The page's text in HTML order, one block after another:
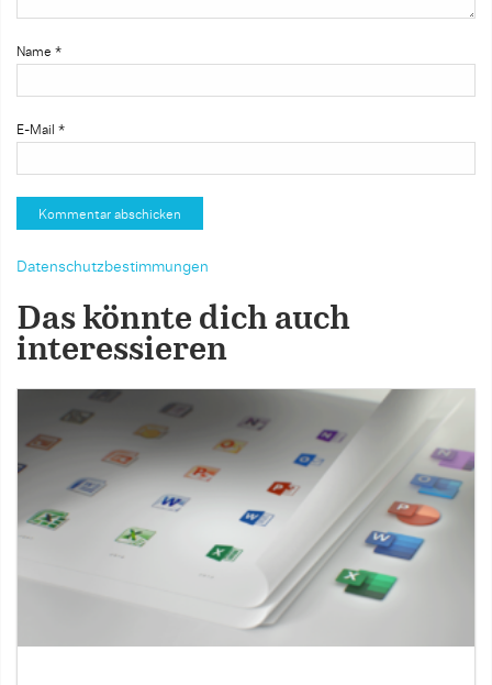
Name *
E-Mail *
Datenschutzbestimmungen
Das könnte dich auch
interessieren